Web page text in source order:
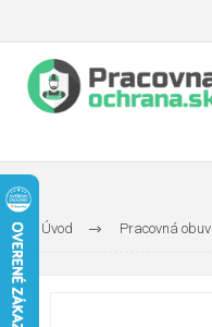
Úvod Pracovná obuv